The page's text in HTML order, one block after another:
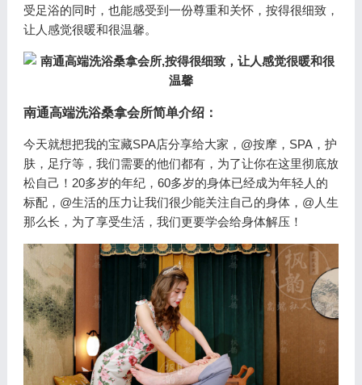
受足浴的同时，也能感受到一份尊重和关怀，按得很细致，
让人感觉很暖和很温馨。
南通高端洗浴桑拿会所简单介绍：
今天就想把我的宝藏SPA店分享给大家，@按摩，SPA，护
肤，足疗等，我们需要的他们都有，为了让你在这里彻底放
松自己！20多岁的年纪，60多岁的身体已经成为年轻人的
标配，@生活的压力让我们很少能关注自己的身体，@人生
那么长，为了享受生活，我们更要学会给身体解压！